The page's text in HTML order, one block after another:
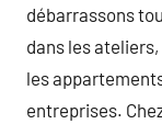
débarrassons
dans les
les
entreprises.